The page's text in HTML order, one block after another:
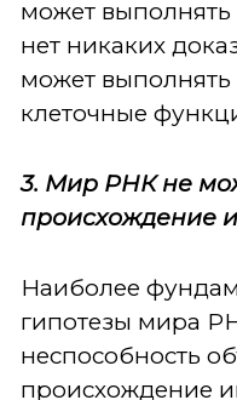
может
нет никаких
может
клеточные
3. Мир РНК не
происхождение
Наиболее
гипотезы мира
неспособность
происхождение